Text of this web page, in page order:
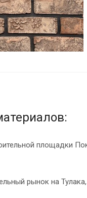
площадки
рынок на